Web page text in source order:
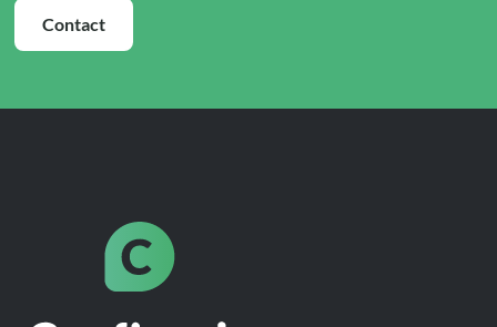
Contact